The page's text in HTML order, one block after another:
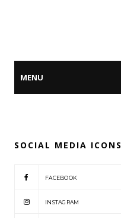
SOCIAL MEDIA ICONS
FACEBOOK
INSTAGRAM